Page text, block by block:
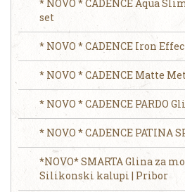
* NOVO * CADENCE Aqua
set
* NOVO * CADENCE Iron
* NOVO * CADENCE Matte
* NOVO * CADENCE PARDO
* NOVO * CADENCE PATINA
*NOVO* SMARTA Glina za
Silikonski kalupi | Pribor